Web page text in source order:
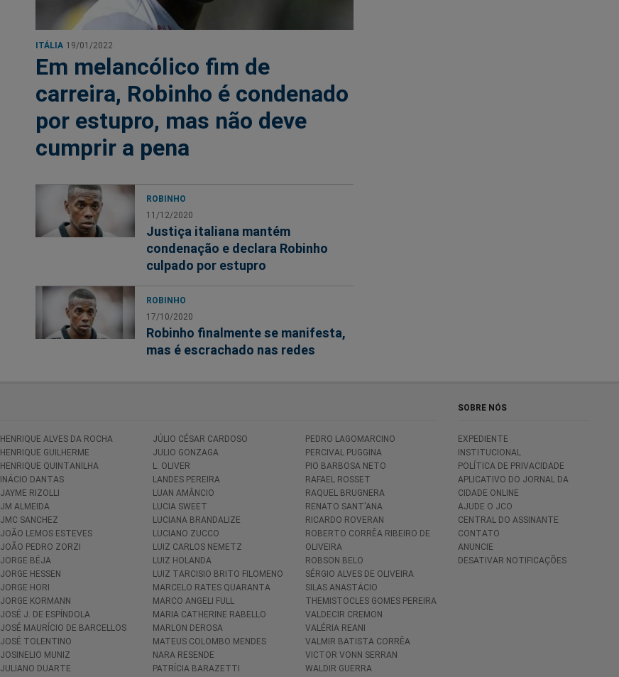
ITÁLIA 19/01/2022
Em melancólico fim de
carreira, Robinho é condenado
por estupro, mas não deve
cumprir a pena
ROBINHO
11/12/2020
Justiça italiana mantém
condenação e declara Robinho
culpado por estupro
ROBINHO
17/10/2020
Robinho finalmente se manifesta,
mas é escrachado nas redes
HENRIQUE ALVES DA ROCHA
HENRIQUE GUILHERME
HENRIQUE QUINTANILHA
INÁCIO DANTAS
JAYME RIZOLLI
JM ALMEIDA
JMC SANCHEZ
JOÃO LEMOS ESTEVES
JOÃO PEDRO ZORZI
JORGE BÉJA
JORGE HESSEN
JORGE HORI
JORGE KORMANN
JOSÉ J. DE ESPÍNDOLA
JOSÉ MAURÍCIO DE BARCELLOS
JOSÉ TOLENTINO
JOSINELIO MUNIZ
JULIANO DUARTE
JÚLIO CÉSAR CARDOSO
JULIO GONZAGA
L. OLIVER
LANDES PEREIRA
LUAN AMÂNCIO
LUCIA SWEET
LUCIANA BRANDALIZE
LUCIANO ZUCCO
LUIZ CARLOS NEMETZ
LUIZ HOLANDA
LUIZ TARCISIO BRITO FILOMENO
MARCELO RATES QUARANTA
MARCO ANGELI FULL
MARIA CATHERINE RABELLO
MARLON DEROSA
MATEUS COLOMBO MENDES
NARA RESENDE
PATRÍCIA BARAZETTI
PEDRO LAGOMARCINO
PERCIVAL PUGGINA
PIO BARBOSA NETO
RAFAEL ROSSET
RAQUEL BRUGNERA
RENATO SANT'ANA
RICARDO ROVERAN
ROBERTO CORRÊA RIBEIRO DE
OLIVEIRA
ROBSON BELO
SÉRGIO ALVES DE OLIVEIRA
SILAS ANASTÁCIO
THEMISTOCLES GOMES PEREIRA
VALDECIR CREMON
VALÉRIA REANI
VALMIR BATISTA CORRÊA
VICTOR VONN SERRAN
WALDIR GUERRA
SOBRE NÓS
EXPEDIENTE
INSTITUCIONAL
POLÍTICA DE PRIVACIDADE
APLICATIVO DO JORNAL DA
CIDADE ONLINE
AJUDE O JCO
CENTRAL DO ASSINANTE
CONTATO
ANUNCIE
DESATIVAR NOTIFICAÇÕES